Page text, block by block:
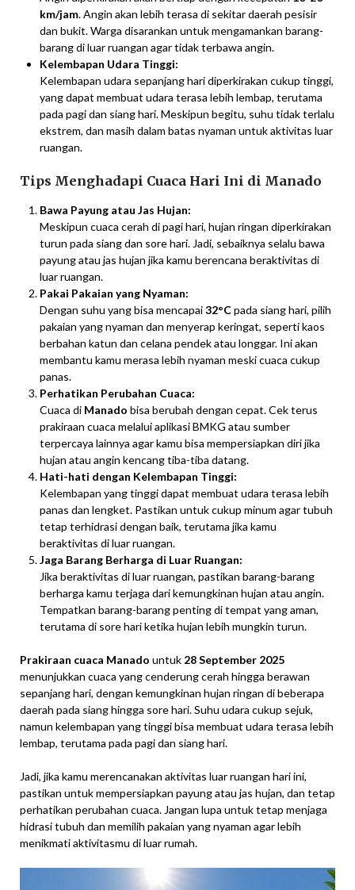
km/jam. Angin akan lebih terasa di sekitar daerah pesisir
dan bukit. Warga disarankan untuk mengamankan barang-
barang di luar ruangan agar tidak terbawa angin.
Kelembapan Udara Tinggi:
Kelembapan udara sepanjang hari diperkirakan cukup tinggi,
yang dapat membuat udara terasa lebih lembap, terutama
pada pagi dan siang hari. Meskipun begitu, suhu tidak terlalu
ekstrem, dan masih dalam batas nyaman untuk aktivitas luar
ruangan.
Tips Menghadapi Cuaca Hari Ini di Manado
Bawa Payung atau Jas Hujan:
Meskipun cuaca cerah di pagi hari, hujan ringan diperkirakan
turun pada siang dan sore hari. Jadi, sebaiknya selalu bawa
payung atau jas hujan jika kamu berencana beraktivitas di
luar ruangan.
Pakai Pakaian yang Nyaman:
Dengan suhu yang bisa mencapai32°Cpada siang hari, pilih
pakaian yang nyaman dan menyerap keringat, seperti kaos
berbahan katun dan celana pendek atau longgar. Ini akan
membantu kamu merasa lebih nyaman meski cuaca cukup
panas.
Perhatikan Perubahan Cuaca:
Cuaca di Manado bisa berubah dengan cepat. Cek terus
prakiraan cuaca melalui aplikasi BMKG atau sumber
terpercaya lainnya agar kamu bisa mempersiapkan diri jika
hujan atau angin kencang tiba-tiba datang.
Hati-hati dengan Kelembapan Tinggi:
Kelembapan yang tinggi dapat membuat udara terasa lebih
panas dan lengket. Pastikan untuk cukup minum agar tubuh
tetap terhidrasi dengan baik, terutama jika kamu
beraktivitas di luar ruangan.
Jaga Barang Berharga di Luar Ruangan:
Jika beraktivitas di luar ruangan, pastikan barang-barang
berharga kamu terjaga dari kemungkinan hujan atau angin.
Tempatkan barang-barang penting di tempat yang aman,
terutama di sore hari ketika hujan lebih mungkin turun.
Prakiraan cuaca Manado untuk 28 September 2025
menunjukkan cuaca yang cenderung cerah hingga berawan
sepanjang hari, dengan kemungkinan hujan ringan di beberapa
daerah pada siang hingga sore hari. Suhu udara cukup sejuk,
namun kelembapan yang tinggi bisa membuat udara terasa lebih
lembap, terutama pada pagi dan siang hari.
Jadi, jika kamu merencanakan aktivitas luar ruangan hari ini,
pastikan untuk mempersiapkan payung atau jas hujan, dan tetap
perhatikan perubahan cuaca. Jangan lupa untuk tetap menjaga
hidrasi tubuh dan memilih pakaian yang nyaman agar lebih
menikmati aktivitasmu di luar rumah.